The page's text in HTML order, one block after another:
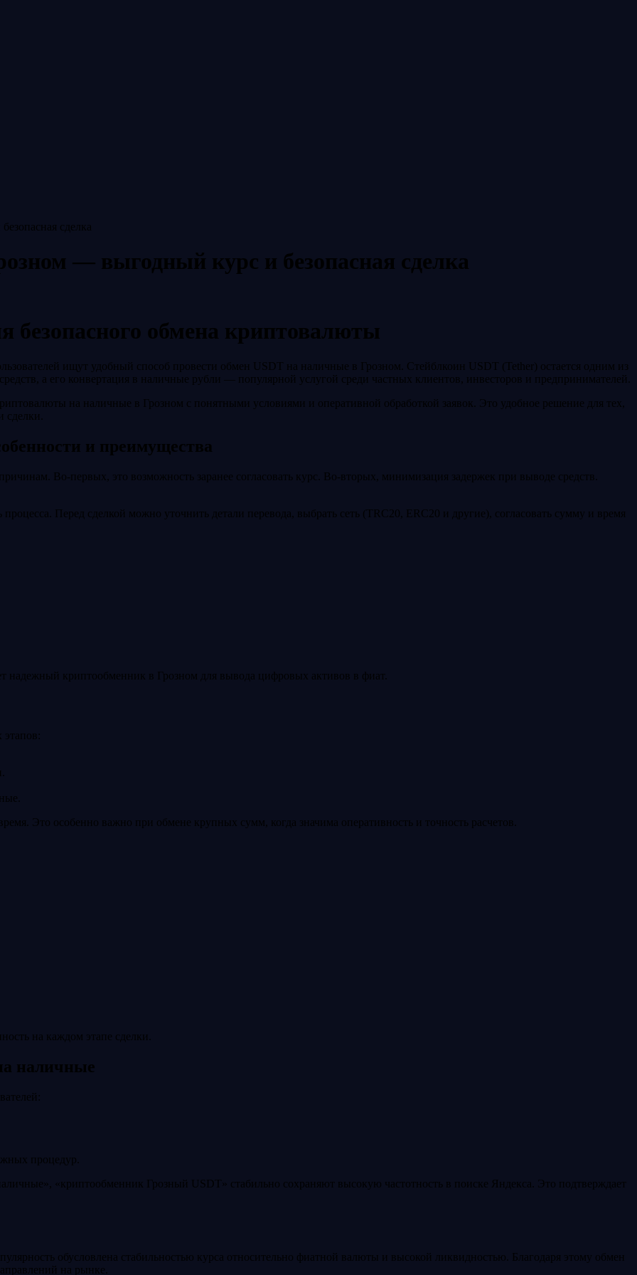
сделка
— выгодный курс и безопасная сделка
безопасного обмена криптовалюты
ищут удобный способ провести обмен USDT на наличные в Грозном. Стейблкоин USDT (Tether) остается одним из
а его конвертация в наличные рубли — популярной услугой среди частных клиентов, инвесторов и предпринимателей.
на наличные в Грозном с понятными условиями и оперативной обработкой заявок. Это удобное решение для тех,
и преимущества
Во‑первых, это возможность заранее согласовать курс. Во‑вторых, минимизация задержек при выводе средств.
Перед сделкой можно уточнить детали перевода, выбрать сеть (TRC20, ERC20 и другие), согласовать сумму и время
надежный криптообменник в Грозном для вывода цифровых активов в фиат.
этапов:
Это особенно важно при обмене крупных сумм, когда значима оперативность и точность расчетов.
на каждом этапе сделки.
наличные
процедур.
«криптообменник Грозный USDT» стабильно сохраняют высокую частотность в поиске Яндекса. Это подтверждает
обусловлена стабильностью курса относительно фиатной валюты и высокой ликвидностью. Благодаря этому обмен
на рынке.